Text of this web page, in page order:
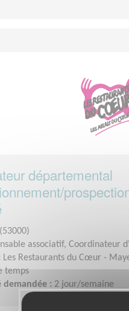
départemental
associatif, Coordinateur
Les Restaurants du Cœur -
temps
demandée : 2 jour/semaine